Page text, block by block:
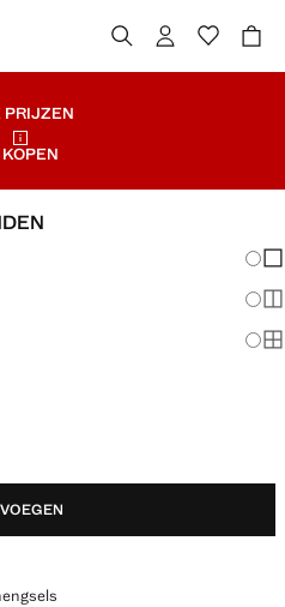
PRIJZEN
KOPEN
RAND
MET HENGSELS